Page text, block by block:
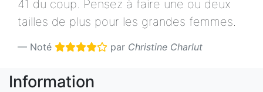
41 du coup. Pensez à faire une ou deux
tailles de plus pour les grandes femmes.
Noté par Christine Charlut
Information